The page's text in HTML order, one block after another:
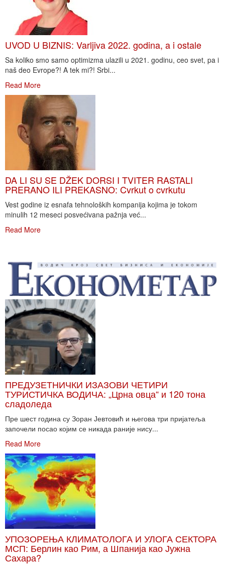
UVOD U BIZNIS: Varljiva 2022. godina, a i ostale
Sa koliko smo samo optimizma ulazili u 2021. godinu, ceo svet, pa i
naš deo Evrope?! A tek mi?! Srbi...
Read More
DA LI SU SE DŽEK DORSI I TVITER RASTALI
PRERANO ILI PREKASNO: Cvrkut o cvrkutu
Vest godine iz esnafa tehnoloških kompanija kojima je tokom
minulih 12 meseci posvećivana pažnja već...
Read More
ПРЕДУЗЕТНИЧКИ ИЗАЗОВИ ЧЕТИРИ
ТУРИСТИЧКА ВОДИЧА: „Црна овца“ и 120 тона
сладоледа
Пре шест година су Зоран Јевтовић и његова три пријатеља
започели посао којим се никада раније нису...
Read More
УПОЗОРЕЊА КЛИМАТОЛОГА И УЛОГА СЕКТОРА
МСП: Берлин као Рим, а Шпанија као Јужна
Сахара?